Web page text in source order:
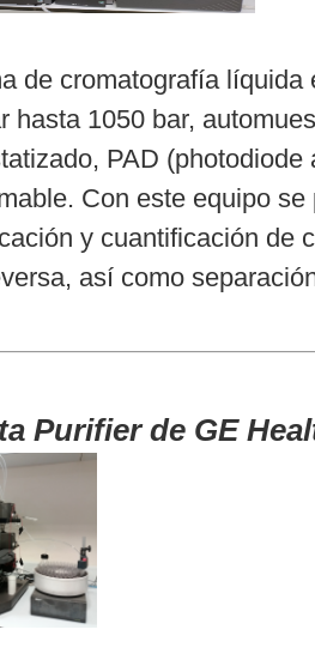
de cromatografía
hasta 1050 bar,
PAD
Con este equipo
y cuantificación de
así como
Purifier de GE